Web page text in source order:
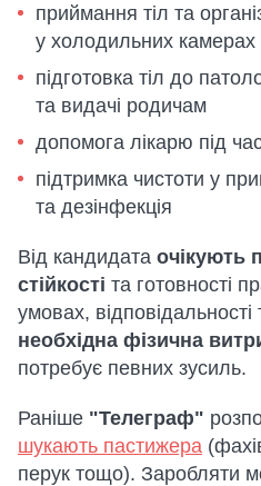
приймання тіл та
у холодильних камерах
підготовка тіл до
та видачі родичам
допомога лікарю під
підтримка чистоти у
та дезінфекція
Від кандидата очікують
стійкості та готовності
умовах,
необхідна фізична
потребує певних зусиль.
Раніше "Телеграф"
шукають пастижера
перук тощо). Заробляти